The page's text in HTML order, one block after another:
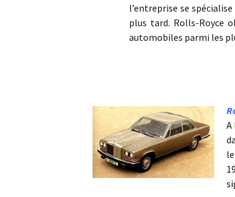
l’entreprise se
plus tard. Rolls-Royce
automobiles parmi les
A